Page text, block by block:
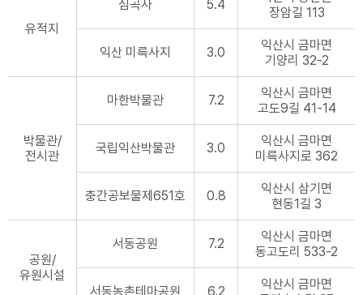
유적지
심곡사 5.4
장암길 113
익산 미륵사지 3.0
익산시 금마면
기양리 32-2
박물관/
전시관
마한박물관 7.2
익산시 금마면
고도9길 41-14
국립익산박물관 3.0
익산시 금마면
미륵사지로 362
충간공보물제651호 0.8
익산시 삼기면
현동1길 3
공원/
유원시설
서동공원 7.2
익산시 금마면
동고도리 533-2
서동농촌테마공원 6.2
익산시 금마면